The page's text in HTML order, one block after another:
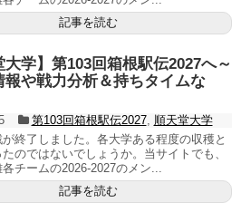
記事を読む
大学】第103回箱根駅伝2027へ～
報や戦力分析＆持ちタイムな
第103回箱根駅伝2027, 順天堂大学
が終了しました。各大学ある程度の収穫と
のではないでしょうか。当サイトでも、
チームの2026-2027のメン...
記事を読む